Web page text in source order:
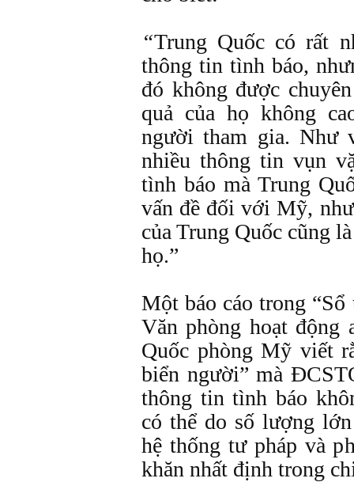
“Trung Quốc có rất
thông tin tình báo,
đó không được
quả của họ không
người tham gia. Như
nhiều thông tin vụn
tình báo mà Trung
vấn đề đối với Mỹ,
của Trung Quốc cũng
họ.”
Một báo cáo trong “Sổ
Văn phòng hoạt động
Quốc phòng Mỹ viết
biển người” mà
thông tin tình báo
có thể do số lượng
hệ thống tư pháp và
khăn nhất định trong